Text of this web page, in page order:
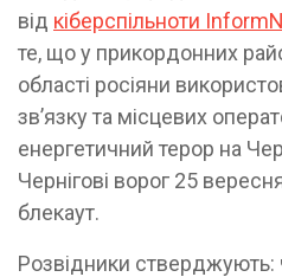
від кіберспільноти
те, що у прикордонних
області росіяни
звʼязку та місцевих
енергетичний терор на
Чернігові ворог 25
блекаут.
Розвідники стверджують: